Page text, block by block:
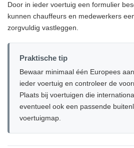
Door in ieder voertuig een formulier
kunnen chauffeurs en medewerkers
zorgvuldig vastleggen.
Praktische tip
Bewaar minimaal één Europees
ieder voertuig en controleer de
Plaats bij voertuigen die
eventueel ook een passende
voertuigmap.